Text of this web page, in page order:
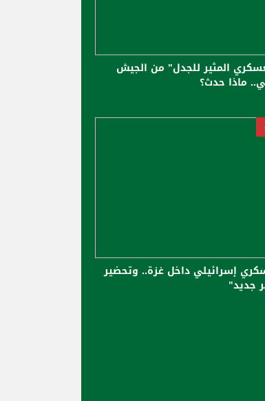
المثير للجدل" من الجيش
ماذا حدث؟
إسرائيلي داخل غزة.. وتحضير